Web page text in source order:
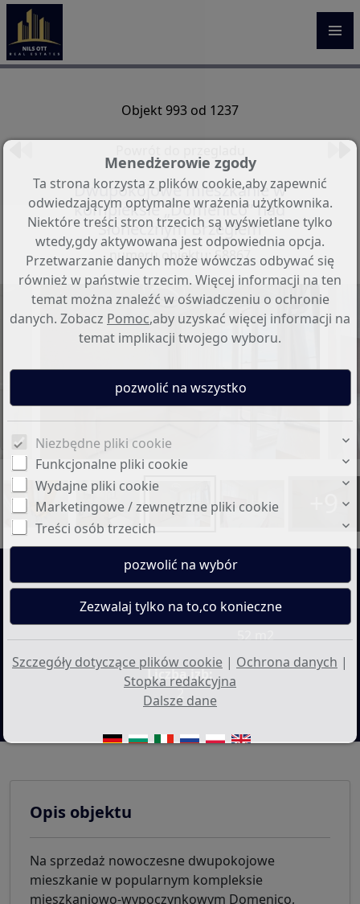
Objekt 993 od 1237
Dwupokojowe mieszkanie w
kompleksie „Domenico” nad
Słonecznym Brzegiem
numeru objektu: S8867
100.000 €
mieszkalna okolo:
52 m2
Liczba izb:
2
Opis objektu
Na sprzedaż nowoczesne dwupokojowe
mieszkanie w popularnym kompleksie
mieszkaniowo-wypoczynkowym Domenico,
Menedżerowie zgody
Ta strona korzysta z plików cookie,aby zapewnić
odwiedzającym optymalne wrażenia użytkownika.
Niektóre treści stron trzecich są wyświetlane tylko
wtedy,gdy aktywowana jest odpowiednia opcja.
Przetwarzanie danych może wówczas odbywać się
również w państwie trzecim. Więcej informacji na ten
temat można znaleźć w oświadczeniu o ochronie
danych. Zobacz Pomoc,aby uzyskać więcej informacji na
temat implikacji twojego wyboru.
Niezbędne pliki cookie
Funkcjonalne pliki cookie
Wydajne pliki cookie
Marketingowe / zewnętrzne pliki cookie
Treści osób trzecich
Szczegóły dotyczące plików cookie | Ochrona danych |
Stopka redakcyjna
Dalsze dane